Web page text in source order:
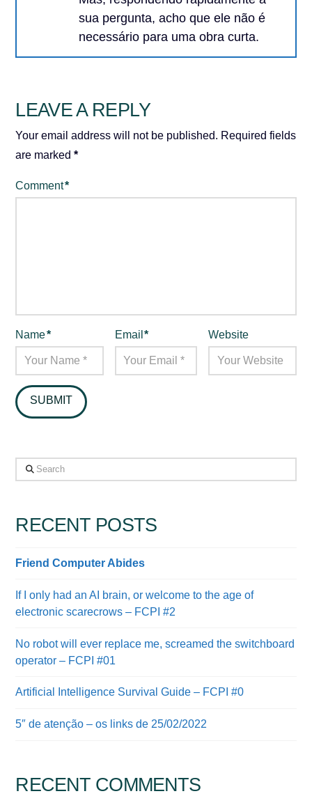
sua pergunta, acho que ele não é
necessário para uma obra curta.
LEAVE A REPLY
Your email address will not be published. Required fields
are marked*
Comment*
Name* Email* Website
Search
RECENT POSTS
Friend Computer Abides
If I only had an AI brain, or welcome to the age of
electronic scarecrows – FCPI #2
No robot will ever replace me, screamed the switchboard
operator – FCPI #01
Artificial Intelligence Survival Guide – FCPI #0
5″ de atenção – os links de 25/02/2022
RECENT COMMENTS